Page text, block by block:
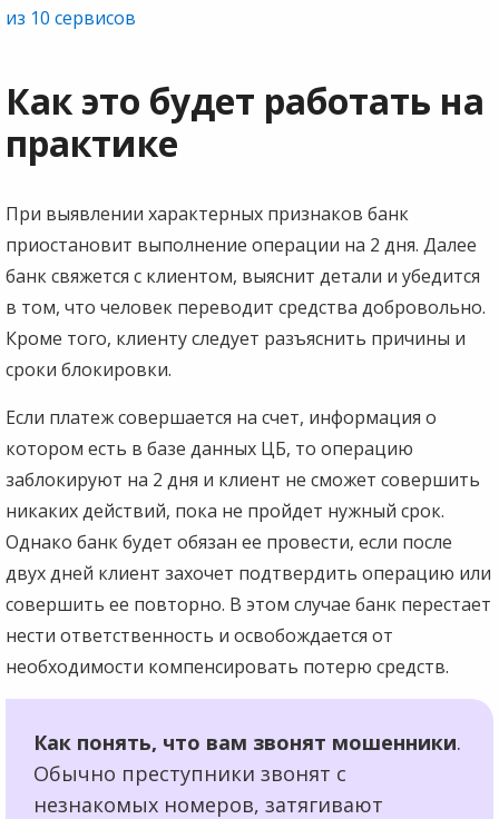
из 10 сервисов
Как это будет работать на
практике
При выявлении характерных признаков банк
приостановит выполнение операции на 2 дня. Далее
банк свяжется с клиентом, выяснит детали и убедится
в том, что человек переводит средства добровольно.
Кроме того, клиенту следует разъяснить причины и
сроки блокировки.
Если платеж совершается на счет, информация о
котором есть в базе данных ЦБ, то операцию
заблокируют на 2 дня и клиент не сможет совершить
никаких действий, пока не пройдет нужный срок.
Однако банк будет обязан ее провести, если после
двух дней клиент захочет подтвердить операцию или
совершить ее повторно. В этом случае банк перестает
нести ответственность и освобождается от
необходимости компенсировать потерю средств.
Как понять, что вам звонят мошенники.
Обычно преступники звонят с
незнакомых номеров, затягивают